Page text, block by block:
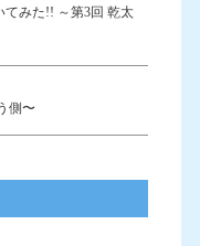
てみた!! ～第3回 乾太
側〜